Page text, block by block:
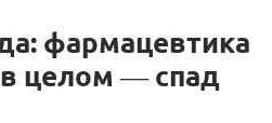
фармацевтика
целом — спад